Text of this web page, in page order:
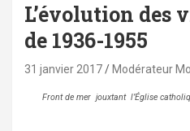
L’évolution des
de 1936-1955
31 janvier 2017 Modérateur
Front de mer jouxtant l’Église